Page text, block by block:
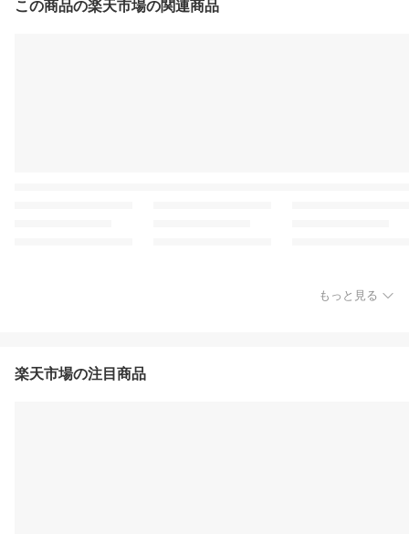
この商品の楽天市場の関連商品
もっと見る
楽天市場の注目商品